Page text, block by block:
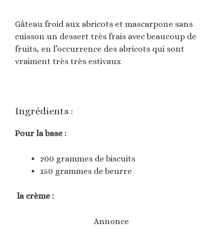
Gâteau froid aux abricots et mascarpone sans
cuisson un dessert très frais avec beaucoup de
fruits, en l’occurrence des abricots qui sont
vraiment très très estivaux
Ingrédients :
Pour la base :
200 grammes de biscuits
150 grammes de beurre
la crème :
Annonce